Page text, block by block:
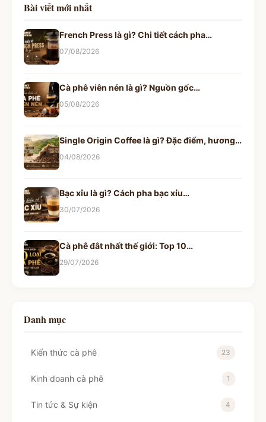
Bài viết mới nhất
French Press là gì? Chi tiết cách pha…
07/08/2026
Cà phê viên nén là gì? Nguồn gốc…
05/08/2026
Single Origin Coffee là gì? Đặc điểm, hương…
04/08/2026
Bạc xỉu là gì? Cách pha bạc xỉu…
30/07/2026
Cà phê đắt nhất thế giới: Top 10…
29/07/2026
Danh mục
Kiến thức cà phê 23
Kinh doanh cà phê 1
Tin tức & Sự kiện 4